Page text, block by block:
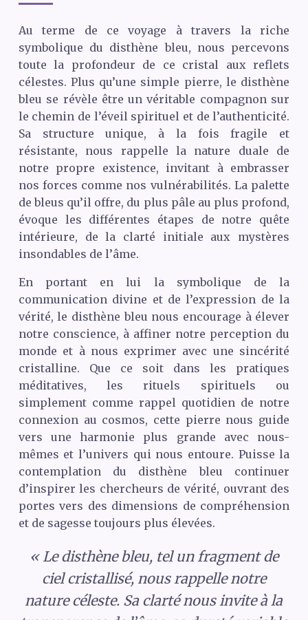
Au terme de ce voyage à travers la riche
symbolique du disthène bleu, nous percevons
toute la profondeur de ce cristal aux reflets
célestes. Plus qu’une simple pierre, le disthène
bleu se révèle être un véritable compagnon sur
le chemin de l’éveil spirituel et de l’authenticité.
Sa structure unique, à la fois fragile et
résistante, nous rappelle la nature duale de
notre propre existence, invitant à embrasser
nos forces comme nos vulnérabilités. La palette
de bleus qu’il offre, du plus pâle au plus profond,
évoque les différentes étapes de notre quête
intérieure, de la clarté initiale aux mystères
insondables de l’âme.
En portant en lui la symbolique de la
communication divine et de l’expression de la
vérité, le disthène bleu nous encourage à élever
notre conscience, à affiner notre perception du
monde et à nous exprimer avec une sincérité
cristalline. Que ce soit dans les pratiques
méditatives, les rituels spirituels ou
simplement comme rappel quotidien de notre
connexion au cosmos, cette pierre nous guide
vers une harmonie plus grande avec nous-
mêmes et l’univers qui nous entoure. Puisse la
contemplation du disthène bleu continuer
d’inspirer les chercheurs de vérité, ouvrant des
portes vers des dimensions de compréhension
et de sagesse toujours plus élevées.
« Le disthène bleu, tel un fragment de
ciel cristallisé, nous rappelle notre
nature céleste. Sa clarté nous invite à la